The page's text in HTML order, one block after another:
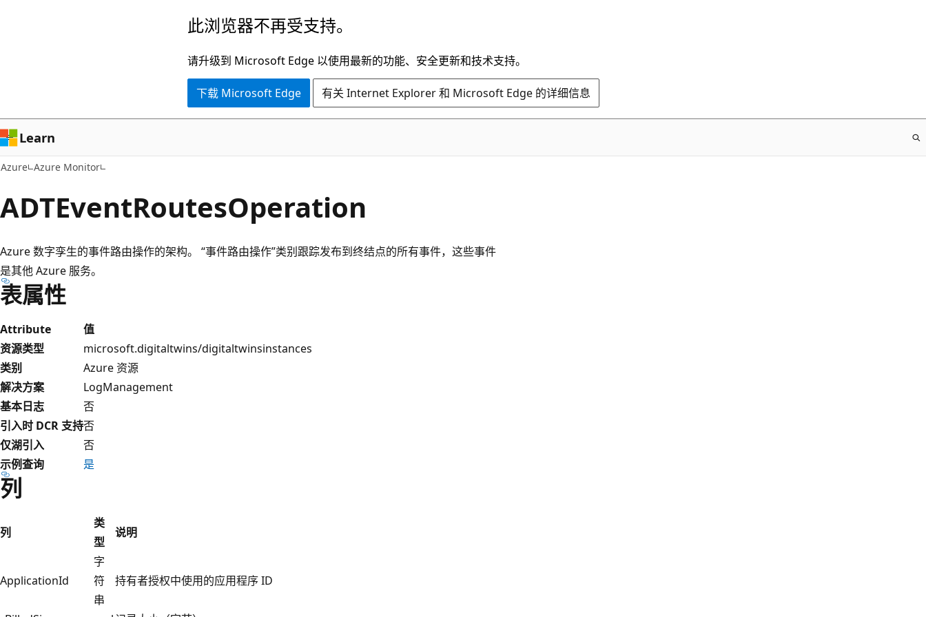
容
此浏览器不再受支持。
请升级到 Microsoft Edge 以使用最新的功能、安全更新和技术支持。
下载 Microsoft Edge 有关 Internet Explorer 和 Microsoft Edge 的详细信息
Learn
Azure Azure Monitor
ADTEventRoutesOperation
Azure 数字孪生的事件路由操作的架构。 “事件路由操作”类别跟踪发布到终结点的所有事件，这些事件
是其他 Azure 服务。
表属性
Attribute
值
资源类型
microsoft.digitaltwins/digitaltwinsinstances
类别
Azure 资源
解决方案
LogManagement
基本日志
否
引入时 DCR 支持否
仅湖引入
否
示例查询
是
列
列
类
型
说明
ApplicationId
字
符
串
持有者授权中使用的应用程序 ID